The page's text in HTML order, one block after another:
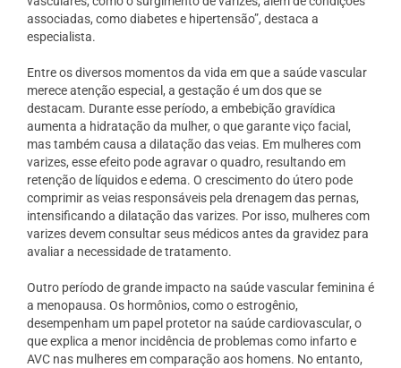
associadas, como diabetes e hipertensão”, destaca a
especialista.
Entre os diversos momentos da vida em que a saúde vascular
merece atenção especial, a gestação é um dos que se
destacam. Durante esse período, a embebição gravídica
aumenta a hidratação da mulher, o que garante viço facial,
mas também causa a dilatação das veias. Em mulheres com
varizes, esse efeito pode agravar o quadro, resultando em
retenção de líquidos e edema. O crescimento do útero pode
comprimir as veias responsáveis pela drenagem das pernas,
intensificando a dilatação das varizes. Por isso, mulheres com
varizes devem consultar seus médicos antes da gravidez para
avaliar a necessidade de tratamento.
Outro período de grande impacto na saúde vascular feminina é
a menopausa. Os hormônios, como o estrogênio,
desempenham um papel protetor na saúde cardiovascular, o
que explica a menor incidência de problemas como infarto e
AVC nas mulheres em comparação aos homens. No entanto,